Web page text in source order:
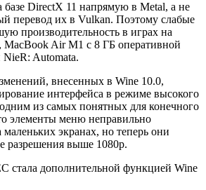
базе DirectX 11 напрямую в Metal, а не
перевод их в Vulkan. Поэтому слабые
производительность в играх на
Air M1 c 8 ГБ оперативной
Automata.
внесенных в Wine 10.0,
интерфейса в режиме высокого
из самых понятных для конечного
элементы меню неправильно
экранах, но теперь они
разрешения выше 1080p.
стала дополнительной функцией Wine